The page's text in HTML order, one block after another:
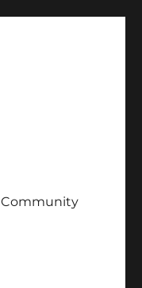
Community